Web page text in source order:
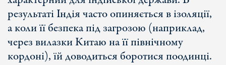
результаті Індія часто опиняється в ізоляції,
а коли її безпека під загрозою (наприклад,
через вилазки Китаю на її північному
кордоні), їй доводиться боротися поодинці.